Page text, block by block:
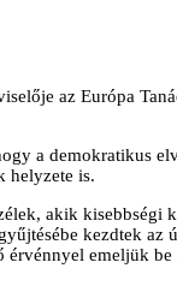
az Európa
a demokratikus
helyzete is.
akik kisebbségi
kezdtek
emeljük